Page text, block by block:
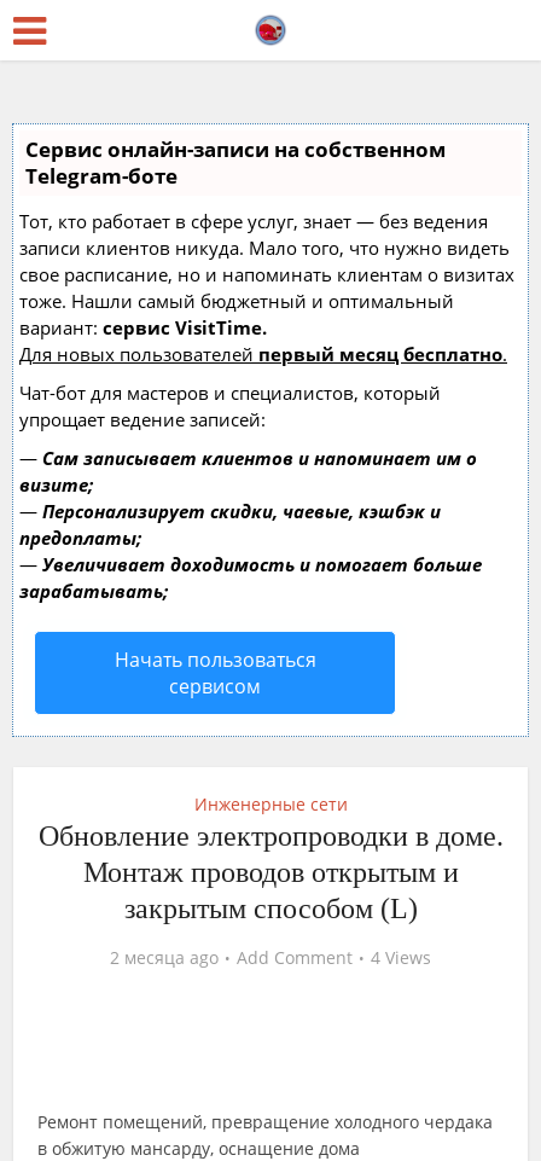
Сервис онлайн-записи на собственном
Telegram-боте
Тот, кто работает в сфере услуг, знает — без ведения
записи клиентов никуда. Мало того, что нужно видеть
свое расписание, но и напоминать клиентам о визитах
тоже. Нашли самый бюджетный и оптимальный
вариант: сервис VisitTime.
Для новых пользователей первый месяц бесплатно.
Чат-бот для мастеров и специалистов, который
упрощает ведение записей:
— Сам записывает клиентов и напоминает им о
визите;
— Персонализирует скидки, чаевые, кэшбэк и
предоплаты;
— Увеличивает доходимость и помогает больше
зарабатывать;
Начать пользоваться
сервисом
Инженерные сети
Обновление электропроводки в доме.
Монтаж проводов открытым и
закрытым способом (L)
2 месяца ago Add Comment 4 Views
Ремонт помещений, превращение холодного чердака
в обжитую мансарду, оснащение дома